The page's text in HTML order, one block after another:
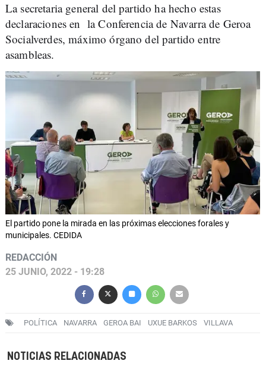
La secretaria general del partido ha hecho estas
declaraciones en la Conferencia de Navarra de Geroa
Socialverdes, máximo órgano del partido entre
asambleas.
El partido pone la mirada en las próximas elecciones forales y
municipales. CEDIDA
REDACCIÓN
25 JUNIO, 2022 - 19:28
POLÍTICA NAVARRA GEROA BAI UXUE BARKOS VILLAVA
NOTICIAS RELACIONADAS